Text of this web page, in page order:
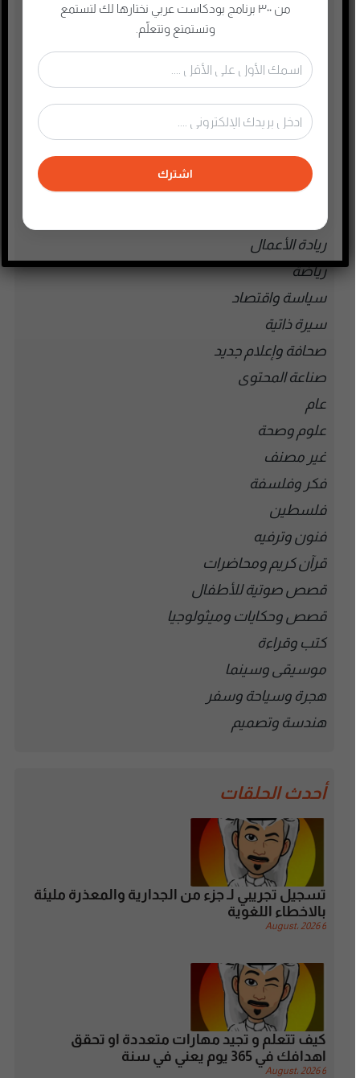
الذاكرة الشعبية الفلسطينية
الطفل والحياة الأسرية
تاريخ فلسطين
تعليم وثقافة
تكنولوجيا وتقنية
جريمة وغموض واحتيال
حقوق وقانون
حلقات مميزة
ريادة الأعمال
رياضة
سياسة واقتصاد
سيرة ذاتية
صحافة وإعلام جديد
صناعة المحتوى
عام
علوم وصحة
غير مصنف
فكر وفلسفة
فلسطين
فنون وترفيه
قرآن كريم ومحاضرات
قصص صوتية للأطفال
قصص وحكايات وميثولوجيا
كتب وقراءة
موسيقى وسينما
هجرة وسياحة وسفر
هندسة وتصميم
أحدث الحلقات
تسجيل تجريبي لـ جزء من الجدارية والمعذرة مليئة
بالاخطاء اللغوية
6 August، 2026
كيف تتعلم و تجيد مهارات متعددة او تحقق
اهدافك في 365 يوم يعني في سنة
6 August، 2026
من ٣٠٠ برنامج بودكاست عربي نختارها لك لتستمع
وتستمتع وتتعلّم.
اشترك